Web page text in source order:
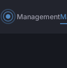
Management